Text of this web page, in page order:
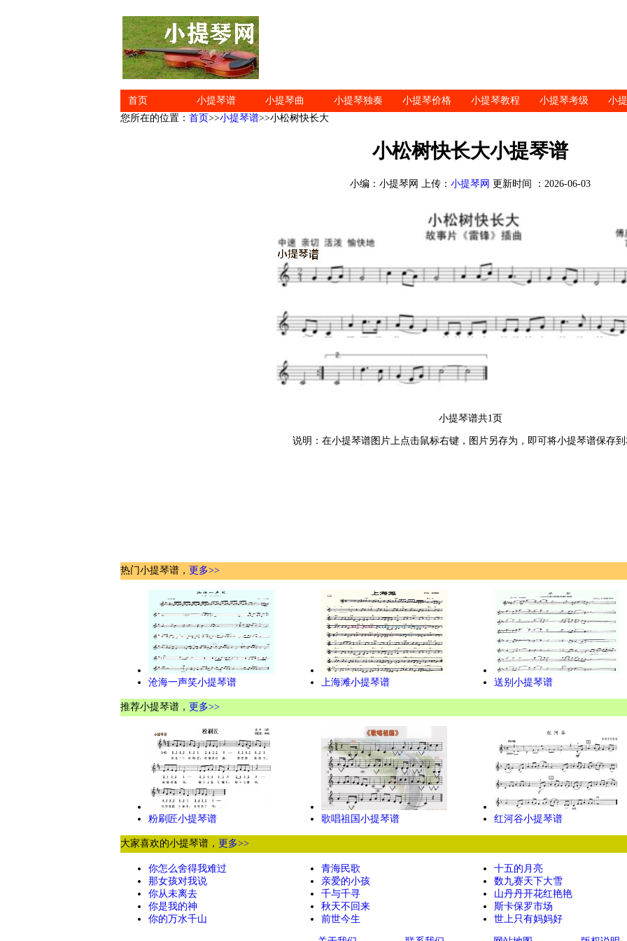
首页 小提琴谱 小提琴曲 小提琴独奏 小提琴价格 小提琴教程 小提琴考级
小
您所在的位置： 首页>>小提琴谱>>小松树快长大
小松树快长大小提琴谱
小编：小提琴网 上传： 小提琴网 更新时间 ：2026-06-03
小提琴谱共1页
说明：在小提琴谱图片上点击鼠标右键，图片另存为，即可将小提琴谱保存
热门小提琴谱， 更多>>
沧海一声笑小提琴谱 上海滩小提琴谱 送别小提琴谱
推荐小提琴谱， 更多>>
粉刷匠小提琴谱 歌唱祖国小提琴谱 红河谷小提琴谱
大家喜欢的小提琴谱， 更多>>
你怎么舍得我难过
那女孩对我说
你从未离去
你是我的神
你的万水千山
青海民歌
亲爱的小孩
千与千寻
秋天不回来
前世今生
十五的月亮
数九赛天下大雪
山丹丹开花红艳艳
斯卡保罗市场
世上只有妈妈好